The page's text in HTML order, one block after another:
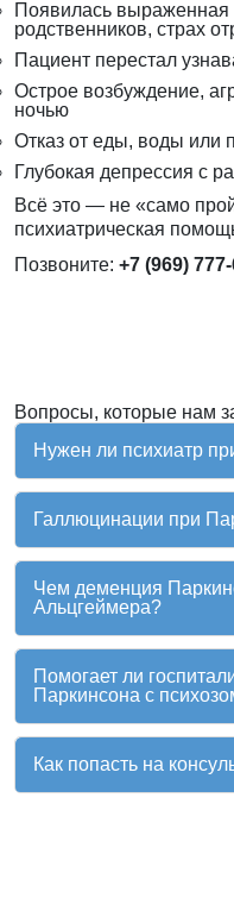
Появилась выраженная
родственников, страх
Пациент перестал
Острое возбуждение,
ночью
Отказ от еды, воды или
Глубокая депрессия с
Всё это — не «само
психиатрическая
Позвоните: +7 (969)
Вопросы, которые нам
Нужен ли психиатр
Галлюцинации при
Чем деменция
Альцгеймера?
Помогает ли
Паркинсона с
Как попасть на